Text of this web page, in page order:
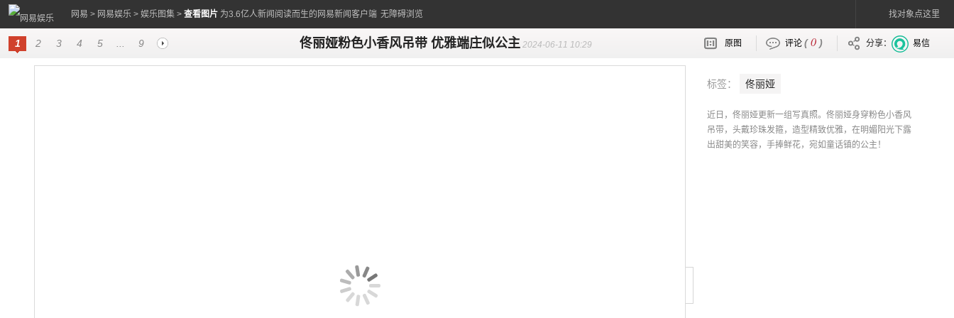
网易 > 网易娱乐 > 娱乐图集 > 查看图片 为3.6亿人新闻阅读而生的网易新闻客户端 无障碍浏览 找对象点这里
1 2 3 4 5 9 佟丽娅粉色小香风吊带 优雅端庄似公主 2024-06-11 10:29 原图 评论 (0 ) 分享： 易信
标签： 佟丽娅
近日，佟丽娅更新一组写真照。佟丽娅身穿粉色小香风
吊带，头戴珍珠发箍，造型精致优雅，在明媚阳光下露
出甜美的笑容，手捧鲜花，宛如童话镇的公主！